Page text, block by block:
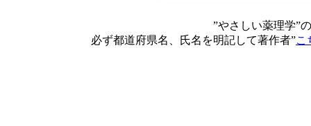
”やさしい薬理学”
必ず都道府県名、氏名を明記して著作者”こ